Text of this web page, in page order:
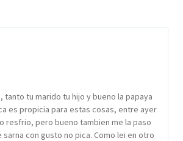
tanto tu marido tu hijo y bueno la papaya
es propicia para estas cosas, entre ayer
resfrio, pero bueno tambien me la paso
sarna con gusto no pica. Como lei en otro